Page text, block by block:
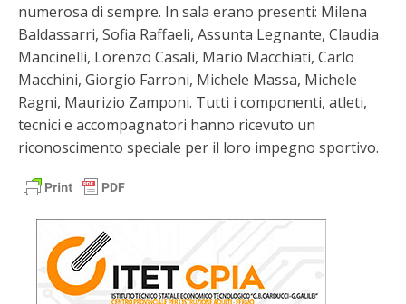
numerosa di sempre. In sala erano presenti: Milena
Baldassarri, Sofia Raffaeli, Assunta Legnante, Claudia
Mancinelli, Lorenzo Casali, Mario Macchiati, Carlo
Macchini, Giorgio Farroni, Michele Massa, Michele
Ragni, Maurizio Zamponi. Tutti i componenti, atleti,
tecnici e accompagnatori hanno ricevuto un
riconoscimento speciale per il loro impegno sportivo.